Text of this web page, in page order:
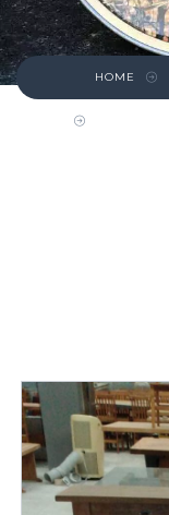
HOME